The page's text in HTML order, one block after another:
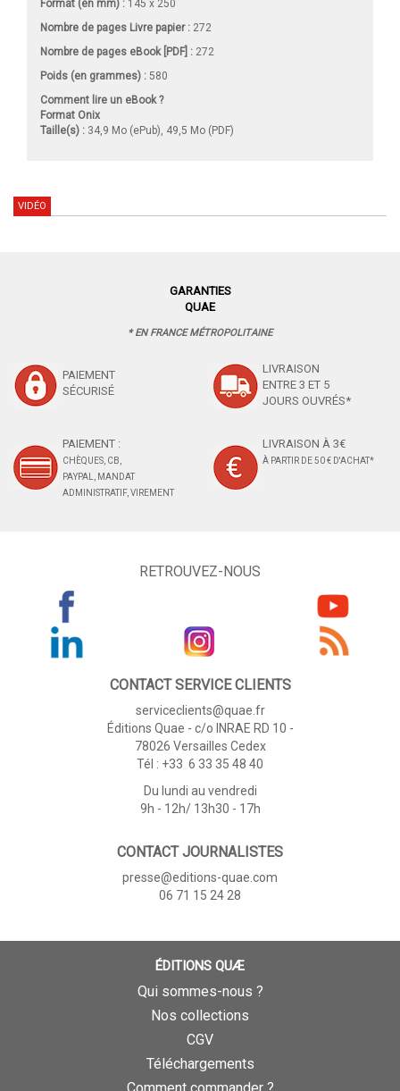
Format (en mm) : 145 x 250
Nombre de pages Livre papier: 272
Nombre de pages eBook [PDF] : 272
Poids (en grammes) : 580
Comment lire un eBook ?
Format Onix
Taille(s) : 34,9 Mo (ePub), 49,5 Mo (PDF)
VIDÉO
GARANTIES
QUAE
* EN FRANCE MÉTROPOLITAINE
PAIEMENT
SÉCURISÉ
LIVRAISON
ENTRE 3 ET 5
JOURS OUVRÉS*
PAIEMENT :
CHÈQUES, CB,
PAYPAL, MANDAT
ADMINISTRATIF, VIREMENT
LIVRAISON À 3€
À PARTIR DE 50 € D'ACHAT*
RETROUVEZ-NOUS
CONTACT SERVICE CLIENTS
serviceclients@quae.fr
Éditions Quae - c/o INRAE RD 10 -
78026 Versailles Cedex
Tél : +33 6 33 35 48 40
Du lundi au vendredi
9h - 12h/ 13h30 - 17h
CONTACT JOURNALISTES
presse@editions-quae.com
06 71 15 24 28
ÉDITIONS QUÆ
Qui sommes-nous ?
Nos collections
CGV
Téléchargements